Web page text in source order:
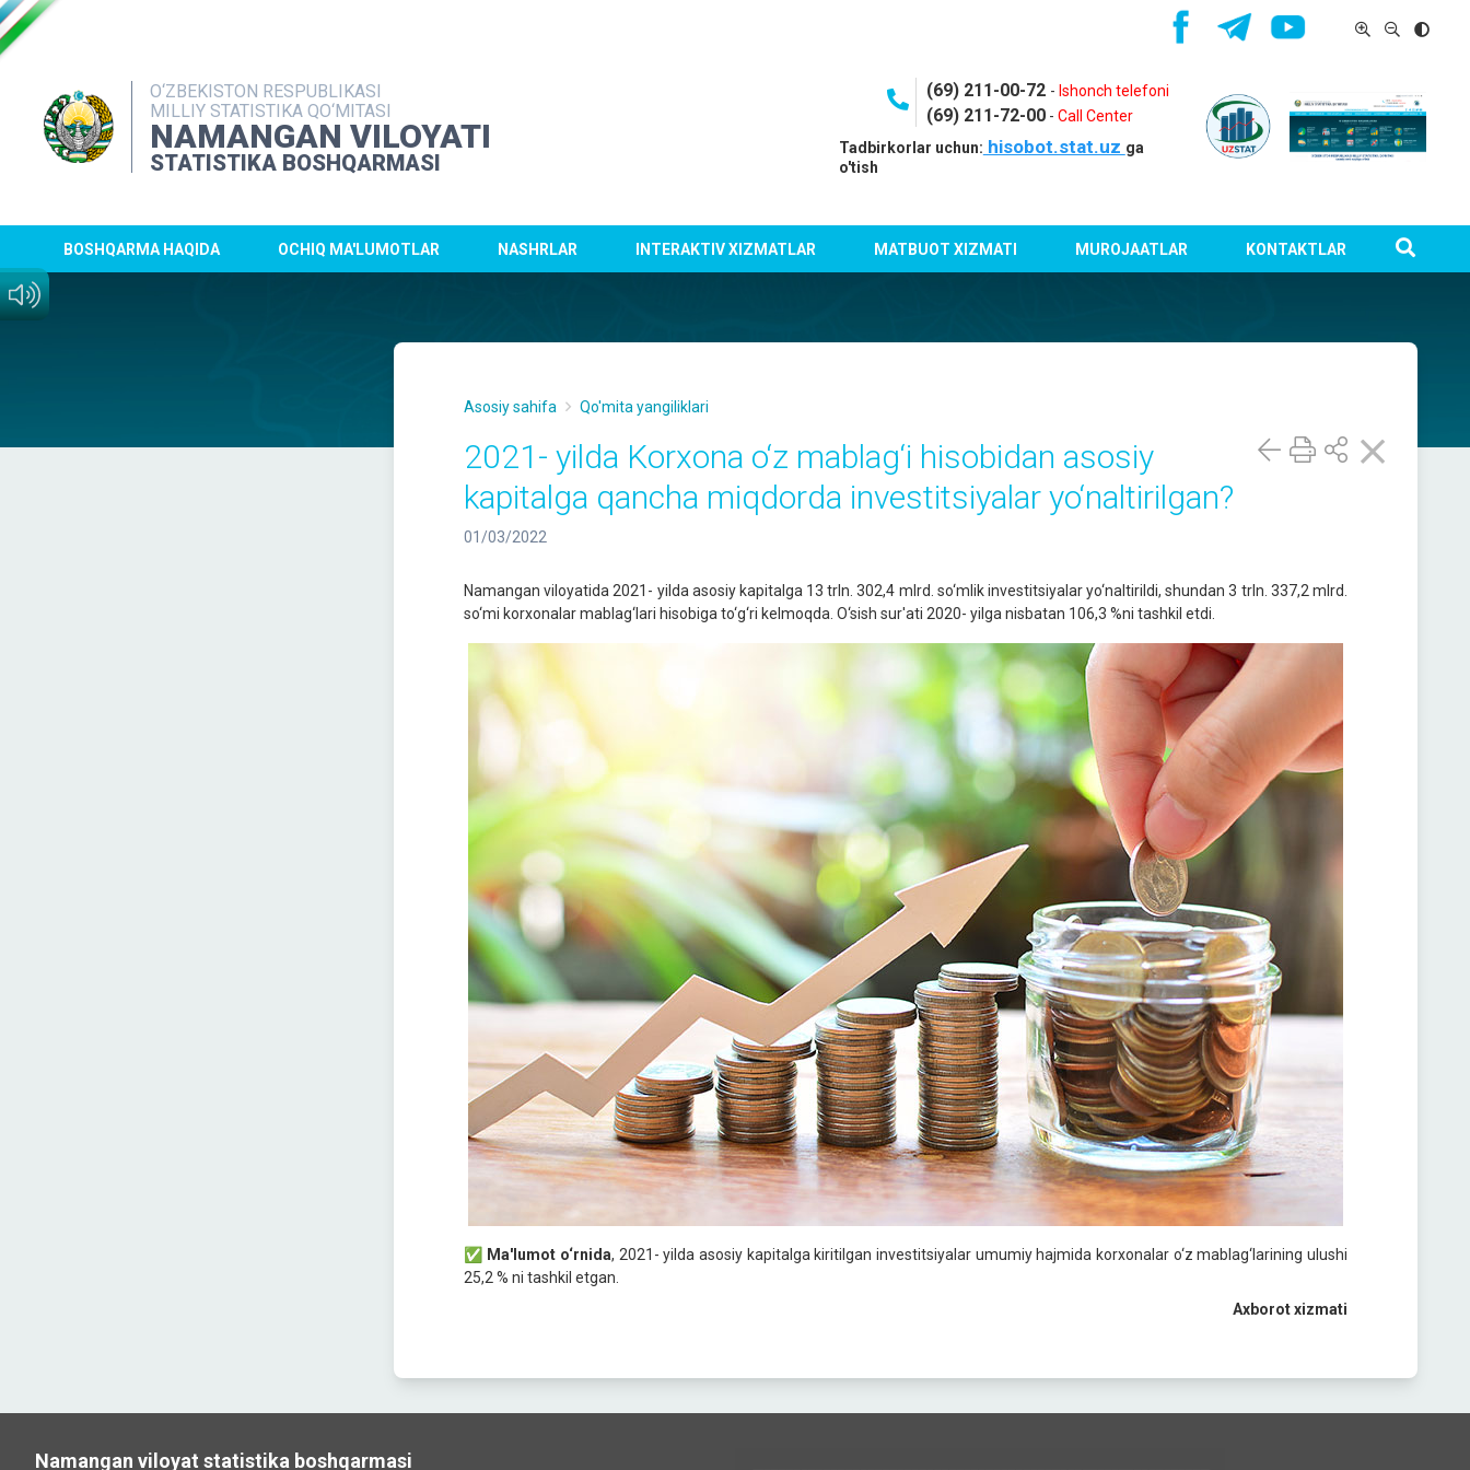
O‘ZBEKISTON RESPUBLIKASI
MILLIY STATISTIKA QO‘MITASI
NAMANGAN VILOYATI
STATISTIKA BOSHQARMASI
(69) 211-00-72 - Ishonch telefoni
(69) 211-72-00- Call Center
Tadbirkorlar uchun: hisobot.stat.uz ga
o'tish
BOSHQARMA HAQIDA OCHIQ MA'LUMOTLAR NASHRLAR INTERAKTIV XIZMATLAR MATBUOT XIZMATI MUROJAATLAR KONTAKTLAR
Asosiy sahifa Qo'mita yangiliklari
2021- yilda Korxona o‘z mablag‘i hisobidan asosiy
kapitalga qancha miqdorda investitsiyalar yo‘naltirilgan?
01/03/2022
Namangan viloyatida 2021- yilda asosiy kapitalga 13 trln. 302,4 mlrd. so‘mlik investitsiyalar yo‘naltirildi, shundan 3 trln. 337,2 mlrd.
so‘mi korxonalar mablag‘lari hisobiga to‘g‘ri kelmoqda. O‘sish sur'ati 2020- yilga nisbatan 106,3 %ni tashkil etdi.
✅ Ma'lumot o‘rnida, 2021- yilda asosiy kapitalga kiritilgan investitsiyalar umumiy hajmida korxonalar o‘z mablag‘larining ulushi
25,2 % ni tashkil etgan.
Axborot xizmati
Namangan viloyat statistika boshqarmasi